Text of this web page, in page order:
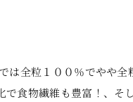
は全粒１００％でやや
食物繊維も豊富！、そ